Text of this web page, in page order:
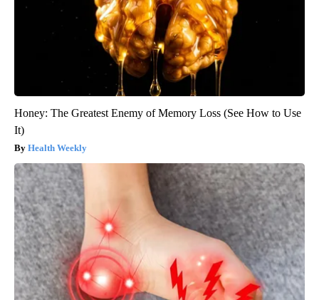
Honey: The Greatest Enemy of Memory Loss (See How to Use
It)
Health Weekly